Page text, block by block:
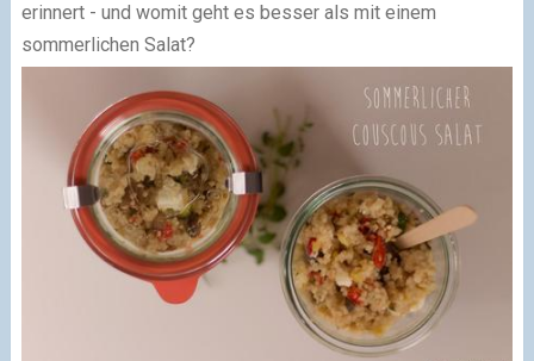
erinnert - und womit geht es besser als mit einem
sommerlichen Salat?